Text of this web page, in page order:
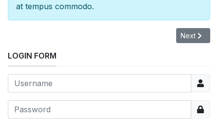
at tempus commodo.
Next
Next
LOGIN FORM
Show